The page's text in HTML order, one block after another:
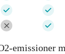
emissioner